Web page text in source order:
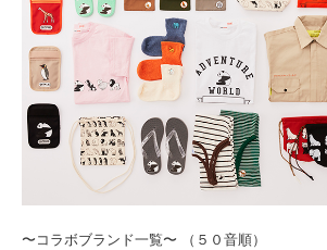
〜コラボブランド⼀覧〜 （５０⾳順）